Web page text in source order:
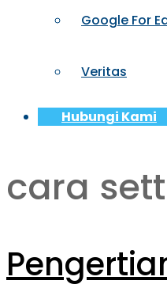
Google For
Veritas
Hubungi Kami
cara